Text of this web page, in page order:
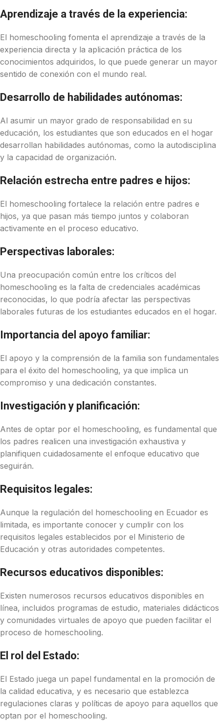
Aprendizaje a través de la experiencia:
El homeschooling fomenta el aprendizaje a través de la
experiencia directa y la aplicación práctica de los
conocimientos adquiridos, lo que puede generar un mayor
sentido de conexión con el mundo real.
Desarrollo de habilidades autónomas:
Al asumir un mayor grado de responsabilidad en su
educación, los estudiantes que son educados en el hogar
desarrollan habilidades autónomas, como la autodisciplina
y la capacidad de organización.
Relación estrecha entre padres e hijos:
El homeschooling fortalece la relación entre padres e
hijos, ya que pasan más tiempo juntos y colaboran
activamente en el proceso educativo.
Perspectivas laborales:
Una preocupación común entre los críticos del
homeschooling es la falta de credenciales académicas
reconocidas, lo que podría afectar las perspectivas
laborales futuras de los estudiantes educados en el hogar.
Importancia del apoyo familiar:
El apoyo y la comprensión de la familia son fundamentales
para el éxito del homeschooling, ya que implica un
compromiso y una dedicación constantes.
Investigación y planificación:
Antes de optar por el homeschooling, es fundamental que
los padres realicen una investigación exhaustiva y
planifiquen cuidadosamente el enfoque educativo que
seguirán.
Requisitos legales:
Aunque la regulación del homeschooling en Ecuador es
limitada, es importante conocer y cumplir con los
requisitos legales establecidos por el Ministerio de
Educación y otras autoridades competentes.
Recursos educativos disponibles:
Existen numerosos recursos educativos disponibles en
línea, incluidos programas de estudio, materiales didácticos
y comunidades virtuales de apoyo que pueden facilitar el
proceso de homeschooling.
El rol del Estado:
El Estado juega un papel fundamental en la promoción de
la calidad educativa, y es necesario que establezca
regulaciones claras y políticas de apoyo para aquellos que
optan por el homeschooling.